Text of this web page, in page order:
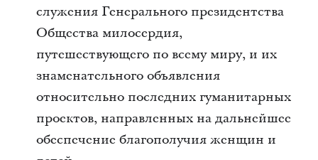
служения Генерального президентства
Общества милосердия,
путешествующего по всему миру, и их
знаменательного объявления
относительно последних гуманитарных
проектов, направленных на дальнейшее
обеспечение благополучия женщин и